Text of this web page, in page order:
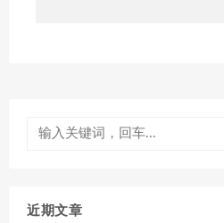
近期文章